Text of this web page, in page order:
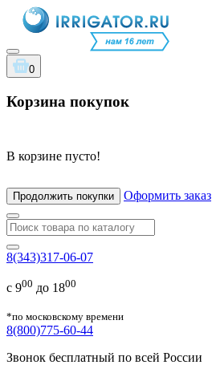
0
Корзина покупок
В корзине пусто!
Продолжить покупки Оформить заказ
8(343)317-06-07
с 900 до 1800
*по московскому времени
8(800)775-60-44
Звонок бесплатный по всей России